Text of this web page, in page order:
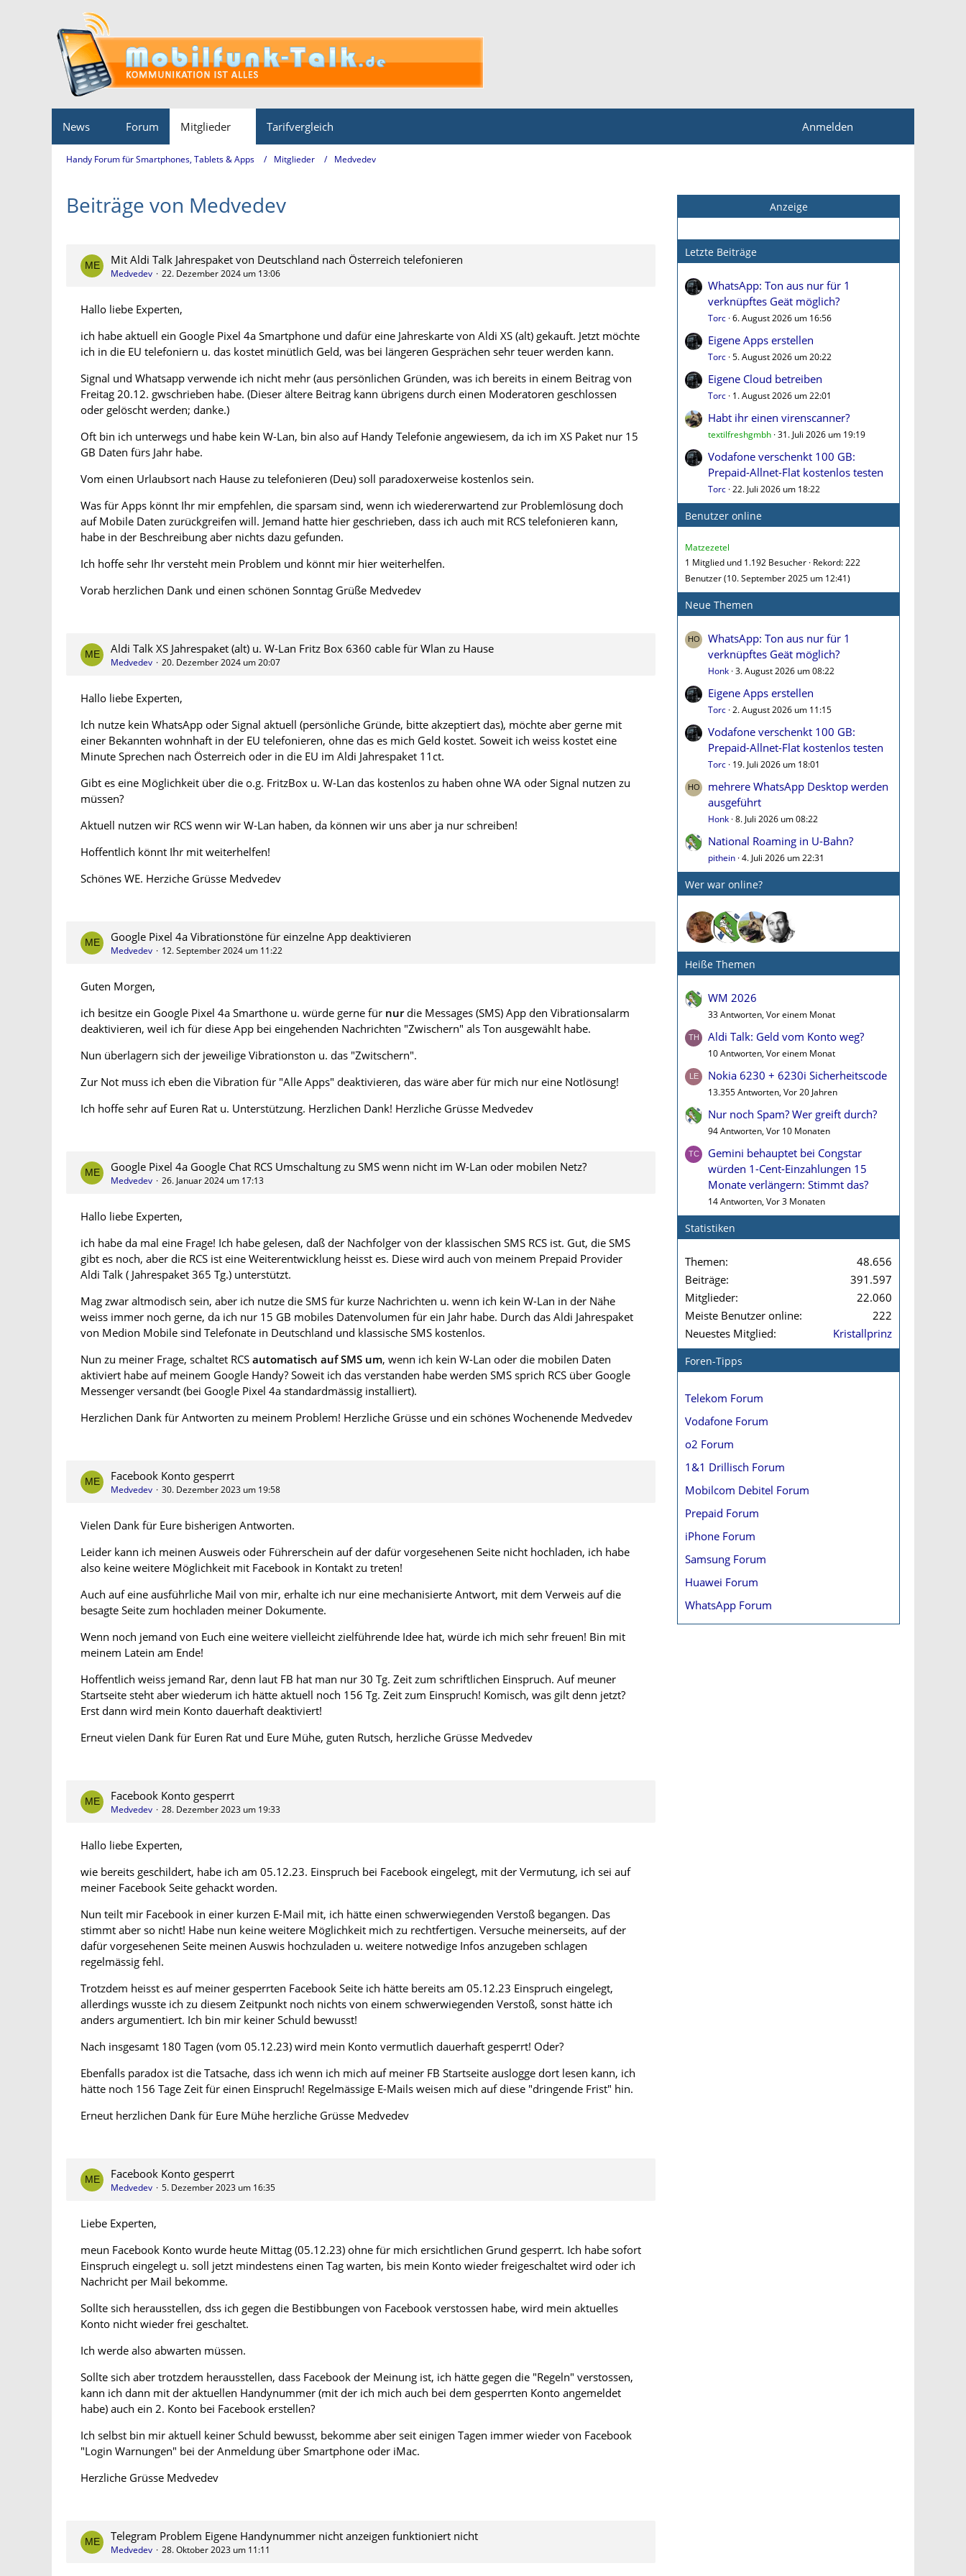
News Forum Mitglieder Tarifvergleich Anmelden
Handy Forum für Smartphones, Tablets & Apps Mitglieder Medvedev
Beiträge von Medvedev
Mit Aldi Talk Jahrespaket von Deutschland nach Österreich telefonieren
Medvedev 22. Dezember 2024 um 13:06
Hallo liebe Experten,
ich habe aktuell ein Google Pixel 4a Smartphone und dafür eine Jahreskarte von Aldi XS (alt) gekauft. Jetzt möchte
ich in die EU telefoniern u. das kostet minütlich Geld, was bei längeren Gesprächen sehr teuer werden kann.
Signal und Whatsapp verwende ich nicht mehr (aus persönlichen Gründen, was ich bereits in einem Beitrag von
Freitag 20.12. gwschrieben habe. (Dieser ältere Beitrag kann übrigens durch einen Moderatoren geschlossen
oder gelöscht werden; danke.)
Oft bin ich unterwegs und habe kein W-Lan, bin also auf Handy Telefonie angewiesem, da ich im XS Paket nur 15
GB Daten fürs Jahr habe.
Vom einen Urlaubsort nach Hause zu telefonieren (Deu) soll paradoxerweise kostenlos sein.
Was für Apps könnt Ihr mir empfehlen, die sparsam sind, wenn ich wiedererwartend zur Problemlösung doch
auf Mobile Daten zurückgreifen will. Jemand hatte hier geschrieben, dass ich auch mit RCS telefonieren kann,
habe in der Beschreibung aber nichts dazu gefunden.
Ich hoffe sehr Ihr versteht mein Problem und könnt mir hier weiterhelfen.
Vorab herzlichen Dank und einen schönen Sonntag Grüße Medvedev
Aldi Talk XS Jahrespaket (alt) u. W-Lan Fritz Box 6360 cable für Wlan zu Hause
Medvedev 20. Dezember 2024 um 20:07
Hallo liebe Experten,
Ich nutze kein WhatsApp oder Signal aktuell (persönliche Gründe, bitte akzeptiert das), möchte aber gerne mit
einer Bekannten wohnhaft in der EU telefonieren, ohne das es mich Geld kostet. Soweit ich weiss kostet eine
Minute Sprechen nach Österreich oder in die EU im Aldi Jahrespaket 11ct.
Gibt es eine Möglichkeit über die o.g. FritzBox u. W-Lan das kostenlos zu haben ohne WA oder Signal nutzen zu
müssen?
Aktuell nutzen wir RCS wenn wir W-Lan haben, da können wir uns aber ja nur schreiben!
Hoffentlich könnt Ihr mit weiterhelfen!
Schönes WE. Herziche Grüsse Medvedev
Google Pixel 4a Vibrationstöne für einzelne App deaktivieren
Medvedev 12. September 2024 um 11:22
Guten Morgen,
ich besitze ein Google Pixel 4a Smarthone u. würde gerne für nurdie Messages (SMS) App den Vibrationsalarm
deaktivieren, weil ich für diese App bei eingehenden Nachrichten "Zwischern" als Ton ausgewählt habe.
Nun überlagern sich der jeweilige Vibrationston u. das "Zwitschern".
Zur Not muss ich eben die Vibration für "Alle Apps" deaktivieren, das wäre aber für mich nur eine Notlösung!
Ich hoffe sehr auf Euren Rat u. Unterstützung. Herzlichen Dank! Herzliche Grüsse Medvedev
Google Pixel 4a Google Chat RCS Umschaltung zu SMS wenn nicht im W-Lan oder mobilen Netz?
Medvedev 26. Januar 2024 um 17:13
Hallo liebe Experten,
ich habe da mal eine Frage! Ich habe gelesen, daß der Nachfolger von der klassischen SMS RCS ist. Gut, die SMS
gibt es noch, aber die RCS ist eine Weiterentwicklung heisst es. Diese wird auch von meinem Prepaid Provider
Aldi Talk ( Jahrespaket 365 Tg.) unterstützt.
Mag zwar altmodisch sein, aber ich nutze die SMS für kurze Nachrichten u. wenn ich kein W-Lan in der Nähe
weiss immer noch gerne, da ich nur 15 GB mobiles Datenvolumen für ein Jahr habe. Durch das Aldi Jahrespaket
von Medion Mobile sind Telefonate in Deutschland und klassische SMS kostenlos.
Nun zu meiner Frage, schaltet RCS automatisch auf SMS um, wenn ich kein W-Lan oder die mobilen Daten
aktiviert habe auf meinem Google Handy? Soweit ich das verstanden habe werden SMS sprich RCS über Google
Messenger versandt (bei Google Pixel 4a standardmässig installiert).
Herzlichen Dank für Antworten zu meinem Problem! Herzliche Grüsse und ein schönes Wochenende Medvedev
Facebook Konto gesperrt
Medvedev 30. Dezember 2023 um 19:58
Vielen Dank für Eure bisherigen Antworten.
Leider kann ich meinen Ausweis oder Führerschein auf der dafür vorgesehenen Seite nicht hochladen, ich habe
also keine weitere Möglichkeit mit Facebook in Kontakt zu treten!
Auch auf eine ausführliche Mail von mir, erhalte ich nur eine mechanisierte Antwort, mit dem Verweis auf die
besagte Seite zum hochladen meiner Dokumente.
Wenn noch jemand von Euch eine weitere vielleicht zielführende Idee hat, würde ich mich sehr freuen! Bin mit
meinem Latein am Ende!
Hoffentlich weiss jemand Rar, denn laut FB hat man nur 30 Tg. Zeit zum schriftlichen Einspruch. Auf meuner
Startseite steht aber wiederum ich hätte aktuell noch 156 Tg. Zeit zum Einspruch! Komisch, was gilt denn jetzt?
Erst dann wird mein Konto dauerhaft deaktiviert!
Erneut vielen Dank für Euren Rat und Eure Mühe, guten Rutsch, herzliche Grüsse Medvedev
Facebook Konto gesperrt
Medvedev 28. Dezember 2023 um 19:33
Hallo liebe Experten,
wie bereits geschildert, habe ich am 05.12.23. Einspruch bei Facebook eingelegt, mit der Vermutung, ich sei auf
meiner Facebook Seite gehackt worden.
Nun teilt mir Facebook in einer kurzen E-Mail mit, ich hätte einen schwerwiegenden Verstoß begangen. Das
stimmt aber so nicht! Habe nun keine weitere Möglichkeit mich zu rechtfertigen. Versuche meinerseits, auf der
dafür vorgesehenen Seite meinen Auswis hochzuladen u. weitere notwedige Infos anzugeben schlagen
regelmässig fehl.
Trotzdem heisst es auf meiner gesperrten Facebook Seite ich hätte bereits am 05.12.23 Einspruch eingelegt,
allerdings wusste ich zu diesem Zeitpunkt noch nichts von einem schwerwiegenden Verstoß, sonst hätte ich
anders argumentiert. Ich bin mir keiner Schuld bewusst!
Nach insgesamt 180 Tagen (vom 05.12.23) wird mein Konto vermutlich dauerhaft gesperrt! Oder?
Ebenfalls paradox ist die Tatsache, dass ich wenn ich mich auf meiner FB Startseite auslogge dort lesen kann, ich
hätte noch 156 Tage Zeit für einen Einspruch! Regelmässige E-Mails weisen mich auf diese "dringende Frist" hin.
Erneut herzlichen Dank für Eure Mühe herzliche Grüsse Medvedev
Facebook Konto gesperrt
Medvedev 5. Dezember 2023 um 16:35
Liebe Experten,
meun Facebook Konto wurde heute Mittag (05.12.23) ohne für mich ersichtlichen Grund gesperrt. Ich habe sofort
Einspruch eingelegt u. soll jetzt mindestens einen Tag warten, bis mein Konto wieder freigeschaltet wird oder ich
Nachricht per Mail bekomme.
Sollte sich herausstellen, dss ich gegen die Bestibbungen von Facebook verstossen habe, wird mein aktuelles
Konto nicht wieder frei geschaltet.
Ich werde also abwarten müssen.
Sollte sich aber trotzdem herausstellen, dass Facebook der Meinung ist, ich hätte gegen die "Regeln" verstossen,
kann ich dann mit der aktuellen Handynummer (mit der ich mich auch bei dem gesperrten Konto angemeldet
habe) auch ein 2. Konto bei Facebook erstellen?
Ich selbst bin mir aktuell keiner Schuld bewusst, bekomme aber seit einigen Tagen immer wieder von Facebook
"Login Warnungen" bei der Anmeldung über Smartphone oder iMac.
Herzliche Grüsse Medvedev
Telegram Problem Eigene Handynummer nicht anzeigen funktioniert nicht
Medvedev 28. Oktober 2023 um 11:11
Anzeige
Letzte Beiträge
WhatsApp: Ton aus nur für 1
verknüpftes Geät möglich?
Torc 6. August 2026 um 16:56
Eigene Apps erstellen
Torc 5. August 2026 um 20:22
Eigene Cloud betreiben
Torc 1. August 2026 um 22:01
Habt ihr einen virenscanner?
textilfreshgmbh 31. Juli 2026 um 19:19
Vodafone verschenkt 100 GB:
Prepaid-Allnet-Flat kostenlos testen
Torc 22. Juli 2026 um 18:22
Benutzer online
Matzezetel
1 Mitglied und 1.192 Besucher Rekord: 222
Benutzer (10. September 2025 um 12:41)
Neue Themen
WhatsApp: Ton aus nur für 1
verknüpftes Geät möglich?
Honk 3. August 2026 um 08:22
Eigene Apps erstellen
Torc 2. August 2026 um 11:15
Vodafone verschenkt 100 GB:
Prepaid-Allnet-Flat kostenlos testen
Torc 19. Juli 2026 um 18:01
mehrere WhatsApp Desktop werden
ausgeführt
Honk 8. Juli 2026 um 08:22
National Roaming in U-Bahn?
pithein 4. Juli 2026 um 22:31
Wer war online?
Heiße Themen
WM 2026
33 Antworten, Vor einem Monat
Aldi Talk: Geld vom Konto weg?
10 Antworten, Vor einem Monat
Nokia 6230 + 6230i Sicherheitscode
13.355 Antworten, Vor 20 Jahren
Nur noch Spam? Wer greift durch?
94 Antworten, Vor 10 Monaten
Gemini behauptet bei Congstar
würden 1-Cent-Einzahlungen 15
Monate verlängern: Stimmt das?
14 Antworten, Vor 3 Monaten
Statistiken
Themen
48.656
Beiträge
391.597
Mitglieder
22.060
Meiste Benutzer online
222
Neuestes Mitglied
Kristallprinz
Foren-Tipps
Telekom Forum
Vodafone Forum
o2 Forum
1&1 Drillisch Forum
Mobilcom Debitel Forum
Prepaid Forum
iPhone Forum
Samsung Forum
Huawei Forum
WhatsApp Forum